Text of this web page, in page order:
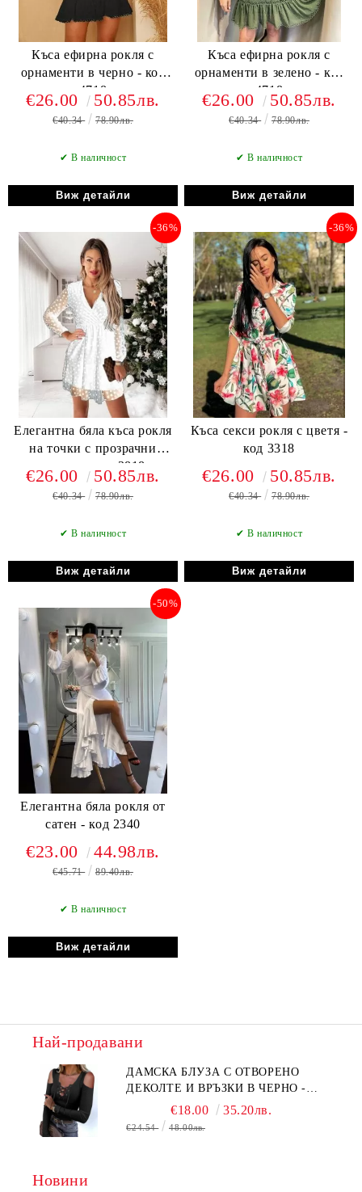
Къса ефирна рокля с
орнаменти в черно - код
4718
€26.00 50.85лв.
€40.34 78.90лв.
✔ В наличност
Виж детайли
Къса ефирна рокля с
орнаменти в зелено - код
4718
€26.00 50.85лв.
€40.34 78.90лв.
✔ В наличност
Виж детайли
Елегантна бяла къса рокля
на точки с прозрачни
ръкави - код 3818
-36%
€26.00 50.85лв.
€40.34 78.90лв.
✔ В наличност
Виж детайли
Къса секси рокля с цветя -
код 3318
-36%
€26.00 50.85лв.
€40.34 78.90лв.
✔ В наличност
Виж детайли
Елегантна бяла рокля от
сатен - код 2340
-50%
€23.00 44.98лв.
€45.71 89.40лв.
✔ В наличност
Виж детайли
Най-продавани
ДАМСКА БЛУЗА С ОТВОРЕНО
ДЕКОЛТЕ И ВРЪЗКИ В ЧЕРНО -
КОД 6315€18.00 35.20лв.
€24.54 48.00лв.
Новини